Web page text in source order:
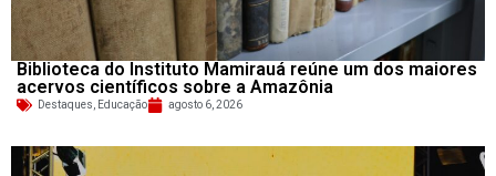
Biblioteca do Instituto Mamirauá reúne um dos maiores
acervos científicos sobre a Amazônia
Destaques, Educação agosto 6, 2026